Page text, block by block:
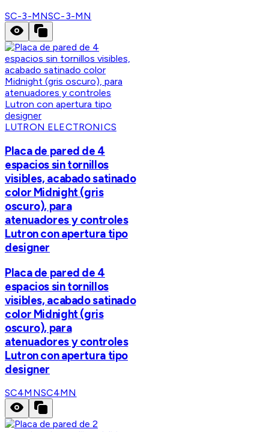
SC-3-MNSC-3-MN
LUTRON ELECTRONICS
Placa de pared de 4
espacios sin tornillos
visibles, acabado satinado
color Midnight (gris
oscuro), para
atenuadores y controles
Lutron con apertura tipo
designer
Placa de pared de 4
espacios sin tornillos
visibles, acabado satinado
color Midnight (gris
oscuro), para
atenuadores y controles
Lutron con apertura tipo
designer
SC4MNSC4MN